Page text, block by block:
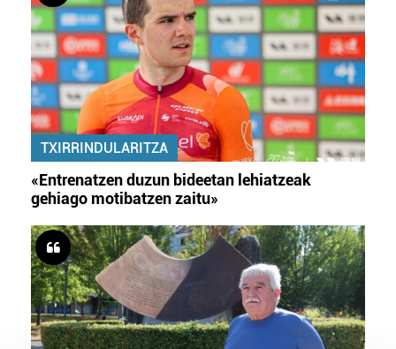
TXIRRINDULARITZA
«Entrenatzen duzun bideetan lehiatzeak
gehiago motibatzen zaitu»